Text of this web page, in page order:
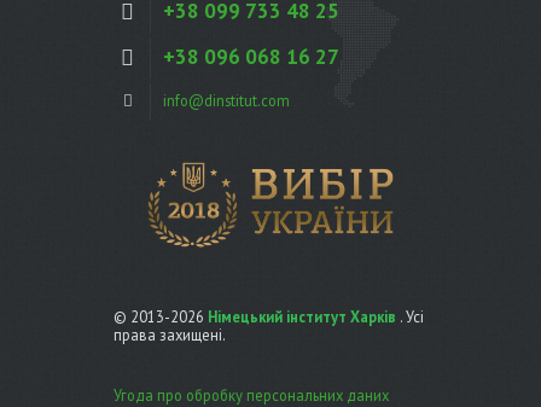
+38 099 733 48 25
+38 096 068 16 27
info@dinstitut.com
© 2013-2026 Німецький інститут Харків . Усі
права захищені.
Угода про обробку персональних даних